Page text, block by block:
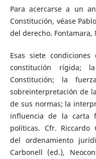
Para acercarse a un
Constitución, véase
del derecho. Fontamara,
Esas siete
constitución rígida;
Constitución; la
sobreinterpretación de
de sus normas; la
influencia de la carta
políticas. Cfr. Riccardo
del ordenamiento
Carbonell (ed.),